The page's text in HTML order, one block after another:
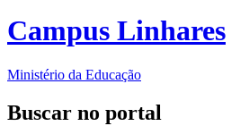
Campus Linhares
Ministério da Educação
Buscar no portal